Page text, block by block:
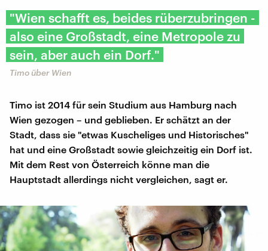
"Wien schafft es, beides rüberzubringen -
also eine Großstadt, eine Metropole zu
sein, aber auch ein Dorf."
Timo über Wien
Timo ist 2014 für sein Studium aus Hamburg nach
Wien gezogen – und geblieben. Er schätzt an der
Stadt, dass sie "etwas Kuscheliges und Historisches"
hat und eine Großstadt sowie gleichzeitig ein Dorf ist.
Mit dem Rest von Österreich könne man die
Hauptstadt allerdings nicht vergleichen, sagt er.